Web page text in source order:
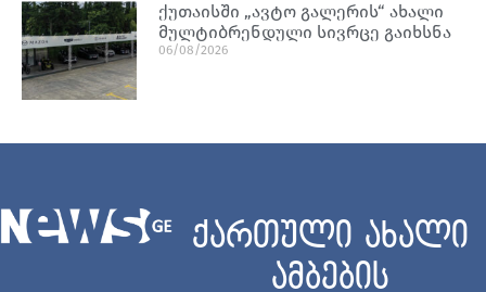
ქუთაისში „ავტო გალერის“ ახალი
მულტიბრენდული სივრცე გაიხსნა
06/08/2026
ქართული ახალი
ამბების